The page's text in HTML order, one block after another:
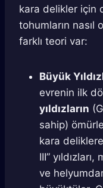
kara delikler için
tohumların
farklı teori var:
Büyük
evrenin ilk
yıldızların
sahip)
kara
III”
ve